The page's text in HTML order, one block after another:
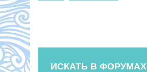
ИСКАТЬ В ФОРУМАХ